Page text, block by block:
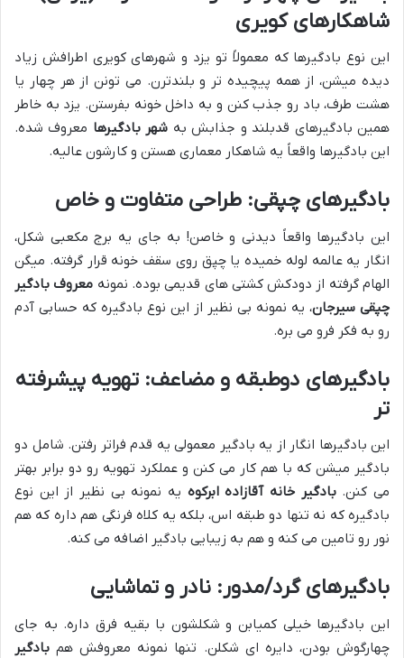
شاهکارهای کویری
این نوع بادگیرها که معمولاً تو یزد و شهرهای کویری اطرافش زیاد
دیده میشن، از همه پیچیده تر و بلندترن. می تونن از هر چهار یا
هشت طرف، باد رو جذب کنن و به داخل خونه بفرستن. یزد به خاطر
همین بادگیرهای قدبلند و جذابش به شهر بادگیرها معروف شده.
این بادگیرها واقعاً یه شاهکار معماری هستن و کارشون عالیه.
بادگیرهای چپقی: طراحی متفاوت و خاص
این بادگیرها واقعاً دیدنی و خاصن! به جای یه برج مکعبی شکل،
انگار یه عالمه لوله خمیده یا چپق روی سقف خونه قرار گرفته. میگن
الهام گرفته از دودکش کشتی های قدیمی بوده. نمونه معروف بادگیر
چپقی سیرجان، یه نمونه بی نظیر از این نوع بادگیره که حسابی آدم
رو به فکر فرو می بره.
بادگیرهای دوطبقه و مضاعف: تهویه پیشرفته
تر
این بادگیرها انگار از یه بادگیر معمولی یه قدم فراتر رفتن. شامل دو
بادگیر میشن که با هم کار می کنن و عملکرد تهویه رو دو برابر بهتر
می کنن.بادگیر خانه آقازاده ابرکوه یه نمونه بی نظیر از این نوع
بادگیره که نه تنها دو طبقه اس، بلکه یه کلاه فرنگی هم داره که هم
نور رو تامین می کنه و هم به زیبایی بادگیر اضافه می کنه.
بادگیرهای گرد/مدور: نادر و تماشایی
این بادگیرها خیلی کمیابن و شکلشون با بقیه فرق داره. به جای
چهارگوش بودن، دایره ای شکلن. تنها نمونه معروفش هم بادگیر